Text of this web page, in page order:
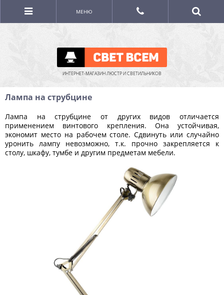
ИНТЕРНЕТ-МАГАЗИН ЛЮСТР И СВЕТИЛЬНИКОВ
МЕНЮ
Лампа на струбцине
Лампа на струбцине от других видов отличается
применением винтового крепления. Она устойчивая,
экономит место на рабочем столе. Сдвинуть или случайно
уронить лампу невозможно, т.к. прочно закрепляется к
столу, шкафу, тумбе и другим предметам мебели.